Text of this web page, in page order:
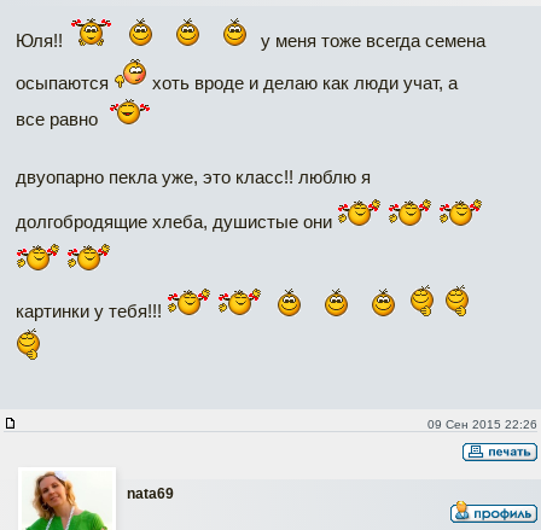
Юля!! у меня тоже всегда семена
осыпаются
хоть вроде и делаю как люди учат, а
все равно
двуопарно пекла уже, это класс!! люблю я
долгобродящие хлеба, душистые они
картинки у тебя!!!
09 Сен 2015 22:26
nata69